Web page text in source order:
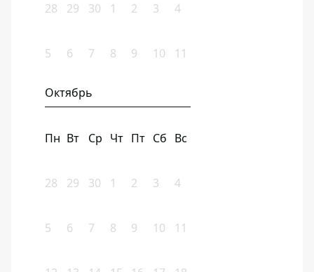
28 29 30 1 2 3 4
5 6 7 8 9 10 11
Октябрь
Пн Вт Ср Чт Пт Сб Вс
28 29 30 1 2 3 4
5 6 7 8 9 10 11